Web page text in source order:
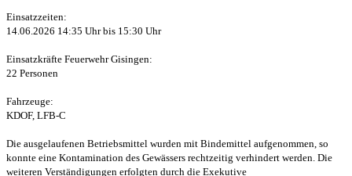
Einsatzzeiten:
14.06.2026 14:35 Uhr bis 15:30 Uhr
Einsatzkräfte Feuerwehr Gisingen:
22 Personen
Fahrzeuge:
KDOF, LFB-C
Die ausgelaufenen Betriebsmittel wurden mit Bindemittel aufgenommen, so
konnte eine Kontamination des Gewässers rechtzeitig verhindert werden. Die
weiteren Verständigungen erfolgten durch die Exekutive